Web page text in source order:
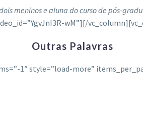
meninos e aluna do curso de pós-
wM”][/
Outras Palavras
1″ style=”load-more”